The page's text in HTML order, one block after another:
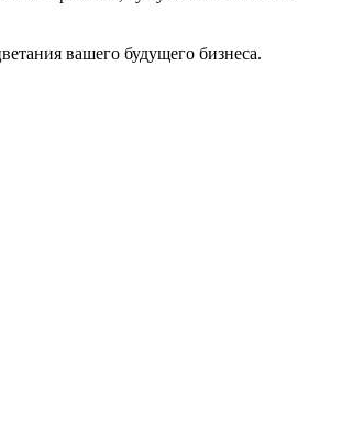
вашего будущего бизнеса.